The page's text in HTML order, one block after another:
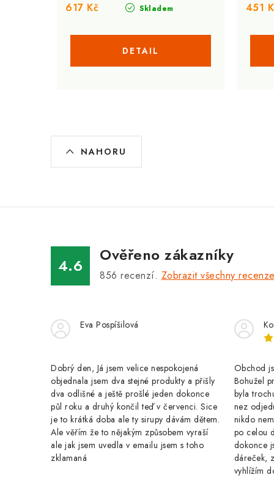
Skladem
617 Kč 451
O
v
á
a
c
í
r
v
k
y
v
ý
p
i
NAHORU
4.6
Ověřeno zákazníky
856 recenzí. Zobrazit všechny recenze
Eva Pospíšilová
Dobrý den, Já jsem velice nespokojená
objednala jsem dva stejné produkty a přišly
dva odlišné a ještě prošlé jeden dokonce
půl roku a druhý končil teď v červenci. Sice
je to krátká doba ale ty sirupy dávám dětem.
Ale věřím že to nějakým způsobem vyraší
ale jak jsem uvedla v emailu jsem s toho
zklamaná
Obchod
Bohužel
byla
nez
nikdo
po celou
dokonce
dáreček,
vyhlížím